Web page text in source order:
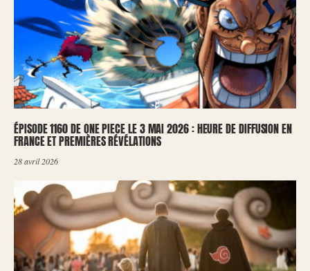
ÉPISODE 1160 DE ONE PIECE LE 3 MAI 2026 : HEURE DE DIFFUSION EN
FRANCE ET PREMIÈRES RÉVÉLATIONS
28 avril 2026